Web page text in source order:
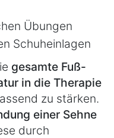
Übungen
Schuheinlagen
gesamte Fuß-
in die Therapie
zu stärken.
einer Sehne
durch